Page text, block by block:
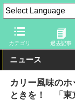
カテゴリ 過去記事
トラベル Watch 旅の
ニュース
カリー風味の
ときを！ 「東